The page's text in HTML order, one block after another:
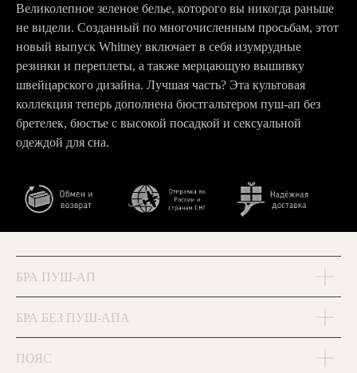
Великолепное зеленое белье, которого вы никогда раньше
не видели. Созданный по многочисленным просьбам, этот
новый выпуск Whitney включает в себя изумрудные
резинки и переплеты, а также мерцающую вышивку
швейцарского дизайна. Лучшая часть? Эта культовая
коллекция теперь дополнена бюстгальтером пуш-ап без
бретелек, бюстье с высокой посадкой и сексуальной
одеждой для сна.
БРА ПУШ-АП
БРА БЕЗ ПУШ-АПА
ПОЯС